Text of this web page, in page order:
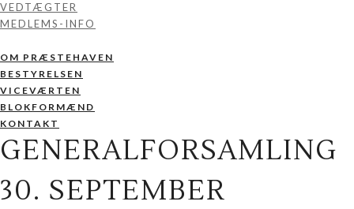
VEDTÆGTER
MEDLEMS-INFO
OM PRÆSTEHAVEN
BESTYRELSEN
VICEVÆRTEN
BLOKFORMÆND
KONTAKT
GENERALFORSAMLING
30. SEPTEMBER